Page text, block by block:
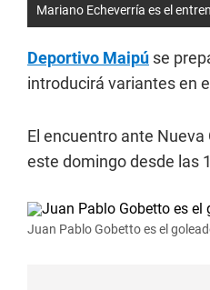
Mariano Echeverría es el
Deportivo Maipú se
introducirá variantes en
El encuentro ante
este domingo desde las
Juan Pablo Gobetto es el